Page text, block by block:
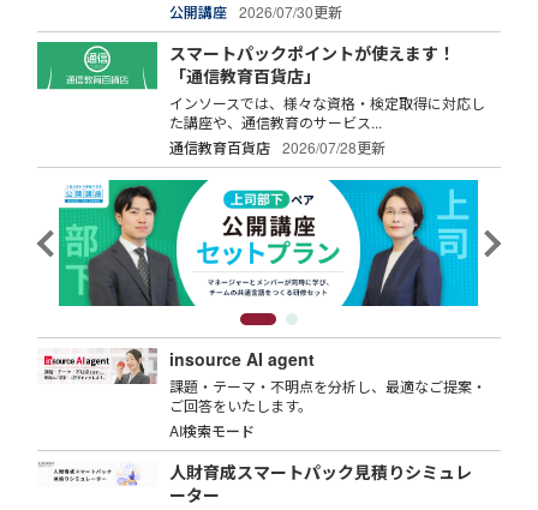
公開講座
2026/07/30更新
スマートパックポイントが使えます！
「通信教育百貨店」
インソースでは、様々な資格・検定取得に対応し
た講座や、通信教育のサービス...
通信教育百貨店
2026/07/28更新
insource AI agent
課題・テーマ・不明点を分析し、最適なご提案・
ご回答をいたします。
AI検索モード
人財育成スマートパック見積りシミュレ
ーター